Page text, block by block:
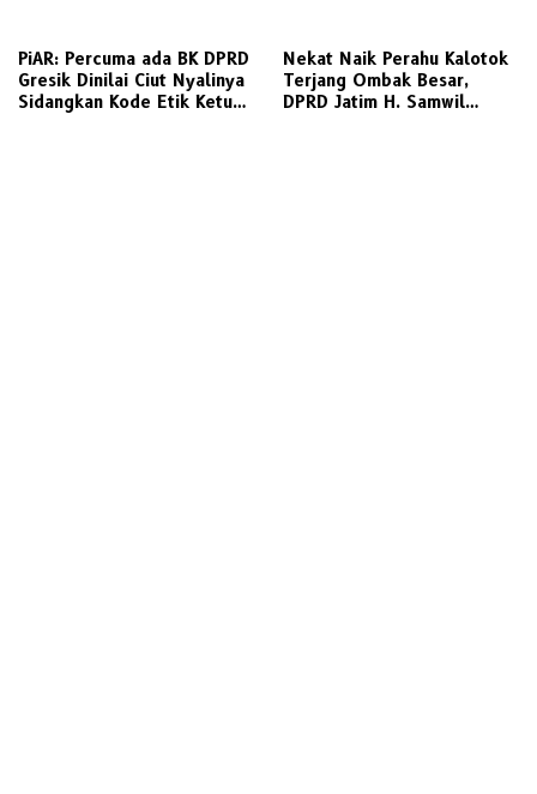
PiAR: Percuma ada BK DPRD
Gresik Dinilai Ciut Nyalinya
Sidangkan Kode Etik Ketua
Nekat Naik Perahu Kalotok
Terjang Ombak Besar,
DPRD Jatim H. Samwil